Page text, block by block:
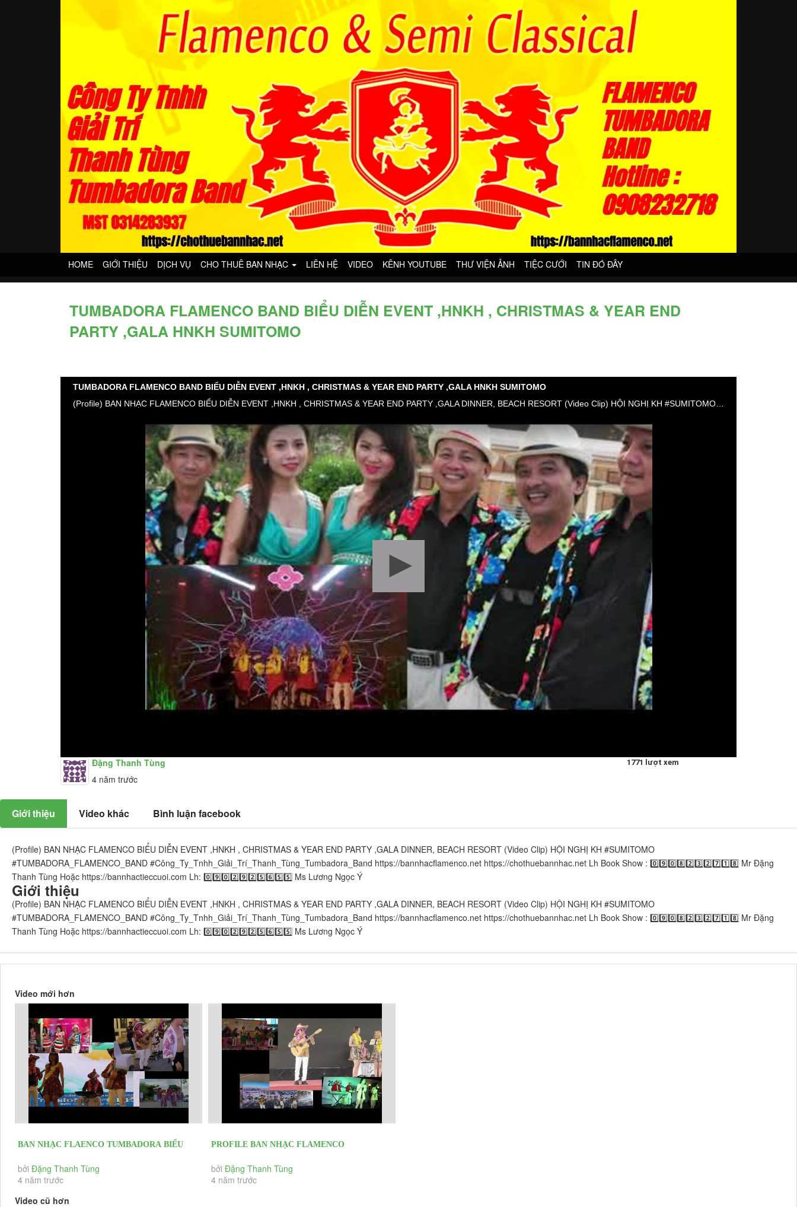
HOME GIỚI THIỆU DỊCH VỤ CHO THUÊ BAN NHẠC LIÊN HỆ VIDEO KÊNH YOUTUBE THƯ VIỆN ẢNH TIỆC CƯỚI TIN ĐÓ ĐÂY
TUMBADORA FLAMENCO BAND BIỂU DIỄN EVENT ,HNKH , CHRISTMAS & YEAR END
PARTY ,GALA HNKH SUMITOMO
TUMBADORA FLAMENCO BAND BIỂU DIỄN EVENT ,HNKH , CHRISTMAS & YEAR END PARTY ,GALA HNKH SUMITOMO
Đặng Thanh Tùng
4 năm trước
1771 lượt xem
Giới thiệu Video khác Bình luận facebook
(Profile) BAN NHẠC FLAMENCO BIỂU DIỄN EVENT ,HNKH , CHRISTMAS & YEAR END PARTY ,GALA DINNER, BEACH RESORT (Video Clip) HỘI NGHỊ KH #SUMITOMO
#TUMBADORA_FLAMENCO_BAND​​​​ #Công_Ty_Tnhh_Giải_Trí_Thanh_Tùng_Tumbadora_Band​​​​ https://bannhacflamenco.net​​​​ https://chothuebannhac.net​​​​ Lh Book Show : 0️⃣9️⃣0️⃣8️⃣2️⃣3️⃣2️⃣7️⃣1️⃣8️⃣ Mr Đặng
Thanh Tùng Hoặc https://bannhactieccuoi.com​​​​ Lh: 0️⃣9️⃣0️⃣2️⃣9️⃣2️⃣5️⃣6️⃣5️⃣5️⃣ Ms Lương Ngọc Ý
Giới thiệu
(Profile) BAN NHẠC FLAMENCO BIỂU DIỄN EVENT ,HNKH , CHRISTMAS & YEAR END PARTY ,GALA DINNER, BEACH RESORT (Video Clip) HỘI NGHỊ KH #SUMITOMO
#TUMBADORA_FLAMENCO_BAND​​​​ #Công_Ty_Tnhh_Giải_Trí_Thanh_Tùng_Tumbadora_Band​​​​ https://bannhacflamenco.net​​​​ https://chothuebannhac.net​​​​ Lh Book Show : 0️⃣9️⃣0️⃣8️⃣2️⃣3️⃣2️⃣7️⃣1️⃣8️⃣ Mr Đặng
Thanh Tùng Hoặc https://bannhactieccuoi.com​​​​ Lh: 0️⃣9️⃣0️⃣2️⃣9️⃣2️⃣5️⃣6️⃣5️⃣5️⃣ Ms Lương Ngọc Ý
Video mới hơn
BAN NHẠC FLAENCO TUMBADORA BIỂU
DIỄN LỄ KỶ NIỆM 10 THÀNH LẬP THẮNG...
bởi Đặng Thanh Tùng
4 năm trước
PROFILE BAN NHẠC FLAMENCO
TUMBADORA BIỂU DIỄN CÁC SỰ KIỆN
GIỚI...
bởi Đặng Thanh Tùng
4 năm trước
Video cũ hơn